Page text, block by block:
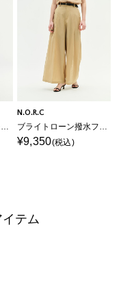
【ウォッシャブル】クールフレアニットパンツ
N.O.R.C
ブライトローン撥水フレアパンツ【AIRY MOTION】
¥9,350(税込)
テム